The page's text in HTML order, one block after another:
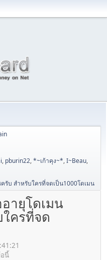
, pburin22,*~เก้าคุง~*,I~Beau,
รับ สำหรับใครที่จดเป็น1000โดเมน
ายุโดเมน
ครที่จด
นี้